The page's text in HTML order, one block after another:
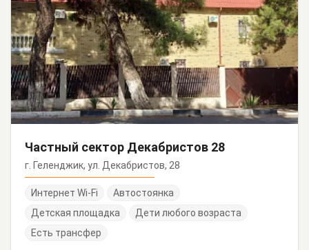
Частный сектор Декабристов 28
г. Геленджик, ул. Декабристов, 28
Интернет Wi-Fi
Автостоянка
Детская площадка
Дети любого возраста
Есть трансфер